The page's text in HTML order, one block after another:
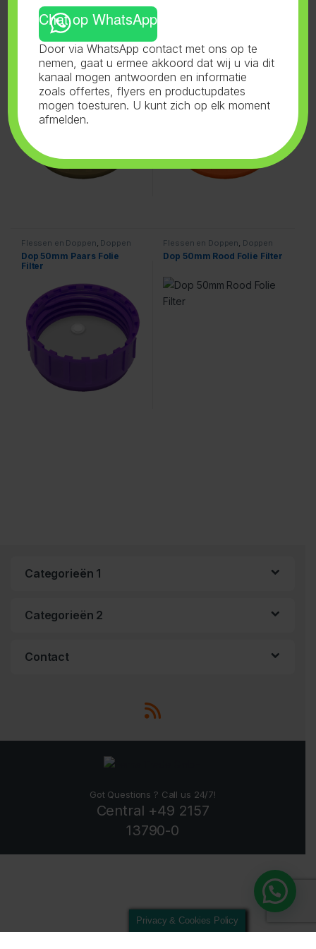
Flessen en Doppen
50mm
Dop 50mm Bruin Folie Filter Dop 50mm Oranje Folie
Flessen en Doppen, Doppen
50mm , Paars
Dop 50mm Paars Folie
Filter
Flessen en Doppen, Doppen
50mm , Rood
Dop 50mm Rood Folie Filter
Categorieën 1
Categorieën 2
Contact
Got Questions ? Call us 24/7!
Central +49 2157
13790-0
Privacy & Cookies Policy
Chat op WhatsApp
Door via WhatsApp contact met ons op te
nemen, gaat u ermee akkoord dat wij u via dit
kanaal mogen antwoorden en informatie
zoals offertes, flyers en productupdates
mogen toesturen. U kunt zich op elk moment
afmelden.